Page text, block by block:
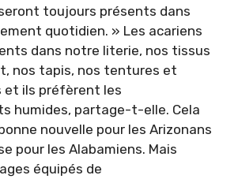
toujours présents dans
quotidien. » Les acariens
dans notre literie, nos tissus
nos tapis, nos tentures et
ils préfèrent les
humides, partage-t-elle. Cela
nouvelle pour les Arizonans
pour les Alabamiens. Mais
équipés de